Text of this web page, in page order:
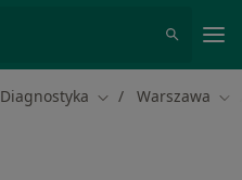
Diagnostyka Zmień miasto
Warszawa